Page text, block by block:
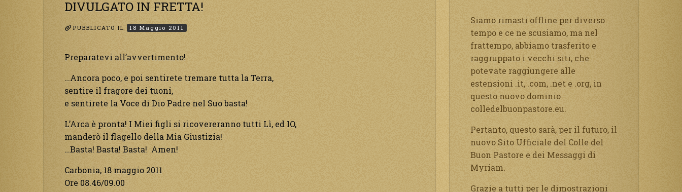
DIVULGATO IN FRETTA!
PUBBLICATO IL 18 Maggio 2011
Preparatevi all’avvertimento!
…Ancora poco, e poi sentirete tremare tutta la Terra,
sentire il fragore dei tuoni,
e sentirete la Voce di Dio Padre nel Suo basta!
L’Arca è pronta! I Miei figli si ricovereranno tutti Lì, ed IO,
manderò il flagello della Mia Giustizia!
…Basta! Basta! Basta! Amen!
Carbonia, 18 maggio 2011
Ore 08.46/09.00
Siamo rimasti offline per diverso
tempo e ce ne scusiamo, ma nel
frattempo, abbiamo trasferito e
raggruppato i vecchi siti, che
potevate raggiungere alle
estensioni .it, .com, .net e .org, in
questo nuovo dominio
colledelbuonpastore.eu.
Pertanto, questo sarà, per il futuro, il
nuovo Sito Ufficiale del Colle del
Buon Pastore e dei Messaggi di
Myriam.
Grazie a tutti per le dimostrazioni